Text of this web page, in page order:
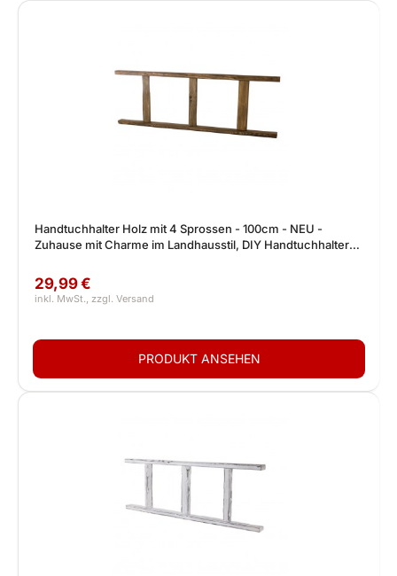
Handtuchhalter Holz mit 4 Sprossen - 100cm - NEU -
Zuhause mit Charme im Landhausstil, DIY Handtuchhalter
29,99 €